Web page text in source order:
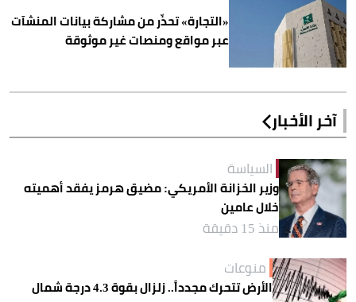
«التجارة» تحذّر من مشاركة بيانات المنشآت
عبر مواقع ومنصات غير موثوقة
آخر الأخبار
السياسة
وزير الخزانة الأمريكي: مضيق هرمز يفقد أهميته
خلال عامين
منذ 15 دقيقة
منوعات
الأرض تتحرك مجدداً.. زلزال بقوة 4.3 درجة شمال